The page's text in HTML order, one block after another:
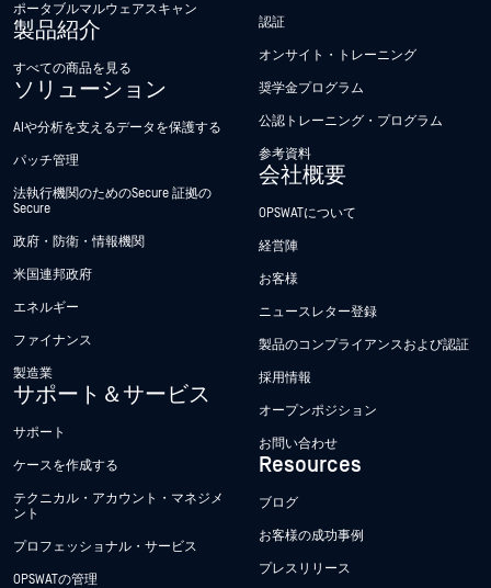
ポータブルマルウェアスキャン
製品紹介
すべての商品を見る
ソリューション
AIや分析を支えるデータを保護する
パッチ管理
法執行機関のためのSecure 証拠の
Secure
政府・防衛・情報機関
米国連邦政府
エネルギー
ファイナンス
製造業
サポート＆サービス
サポート
ケースを作成する
テクニカル・アカウント・マネジメ
ント
プロフェッショナル・サービス
OPSWATの管理
認証
オンサイト・トレーニング
奨学金プログラム
公認トレーニング・プログラム
参考資料
会社概要
OPSWATについて
経営陣
お客様
ニュースレター登録
製品のコンプライアンスおよび認証
採用情報
オープンポジション
お問い合わせ
Resources
ブログ
お客様の成功事例
プレスリリース